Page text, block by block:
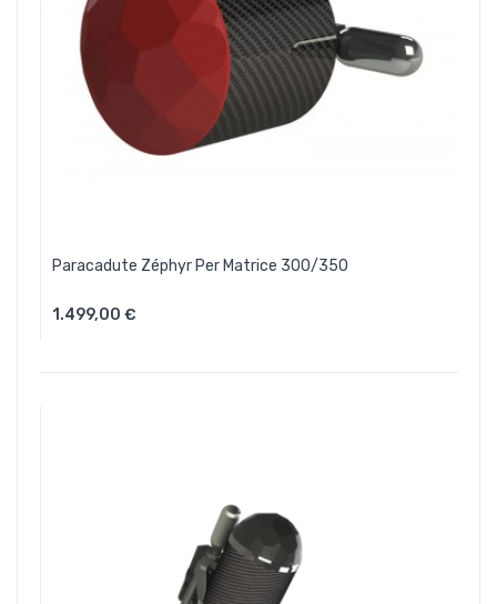
Paracadute Zéphyr Per Matrice 300/350
1.499,00 €Aggiungi Al Carrello